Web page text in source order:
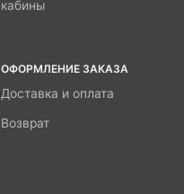
кабины
ОФОРМЛЕНИЕ ЗАКАЗА
Доставка и оплата
Возврат